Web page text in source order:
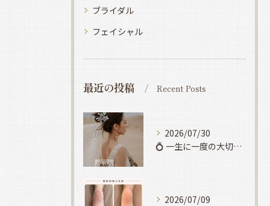
ブライダル
フェイシャル
最近の投稿 Recent Posts
2026/07/30
💍 一生に一度の大切な日だからこそ、準備は早めに✨
2026/07/09